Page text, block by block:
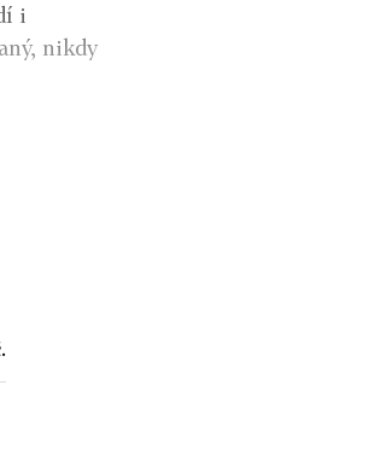
i
nikdy